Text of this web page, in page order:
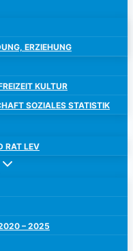
ERZIEHUNG
KULTUR
SOZIALES STATISTIK
RAT LEV
– 2025